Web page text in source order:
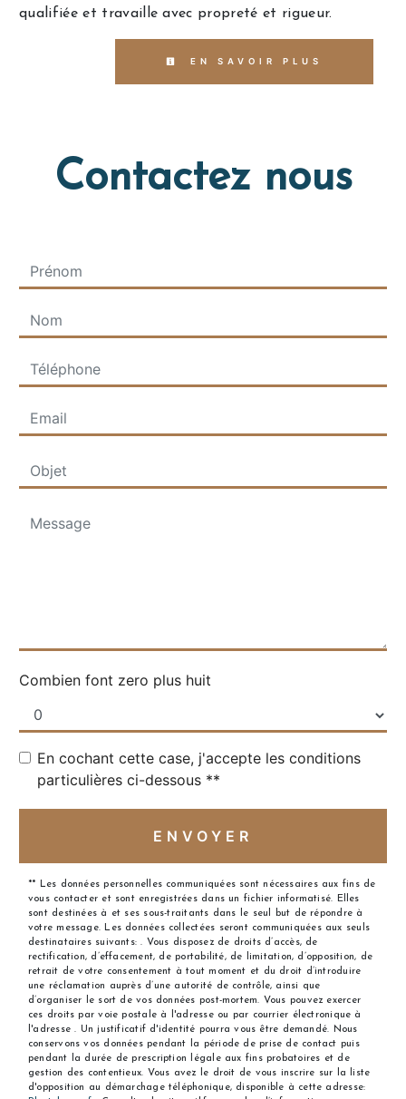
qualifiée et travaille avec propreté et rigueur.
EN SAVOIR PLUS
Contactez nous
Combien font zero plus huit
En cochant cette case, j'accepte les conditions
particulières ci-dessous **
ENVOYER
** Les données personnelles communiquées sont nécessaires aux fins de
vous contacter et sont enregistrées dans un fichier informatisé. Elles
sont destinées à et ses sous-traitants dans le seul but de répondre à
votre message. Les données collectées seront communiquées aux seuls
destinataires suivants: . Vous disposez de droits d’accès, de
rectification, d’effacement, de portabilité, de limitation, d’opposition, de
retrait de votre consentement à tout moment et du droit d’introduire
une réclamation auprès d’une autorité de contrôle, ainsi que
d’organiser le sort de vos données post-mortem. Vous pouvez exercer
ces droits par voie postale à l'adresse ou par courrier électronique à
l'adresse . Un justificatif d'identité pourra vous être demandé. Nous
conservons vos données pendant la période de prise de contact puis
pendant la durée de prescription légale aux fins probatoires et de
gestion des contentieux. Vous avez le droit de vous inscrire sur la liste
d'opposition au démarchage téléphonique, disponible à cette adresse: